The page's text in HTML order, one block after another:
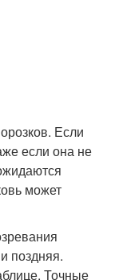
Если
если она не
может
поздняя.
Точные